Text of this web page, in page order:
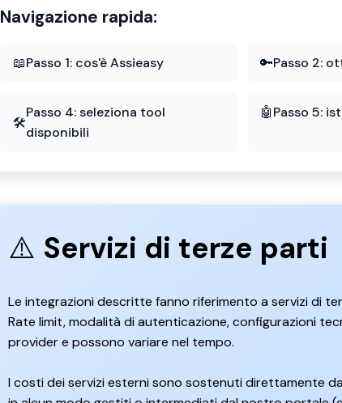
Navigazione rapida:
📖Passo 1: cos'è Assieasy 🔑Passo 2:
🛠️
Passo 4: seleziona tool
disponibili
🤖Passo 5:
⚠️ Servizi di terze parti
Le integrazioni descritte fanno riferimento a servizi di
Rate limit, modalità di autenticazione, configurazioni
provider e possono variare nel tempo.
I costi dei servizi esterni sono sostenuti direttamente